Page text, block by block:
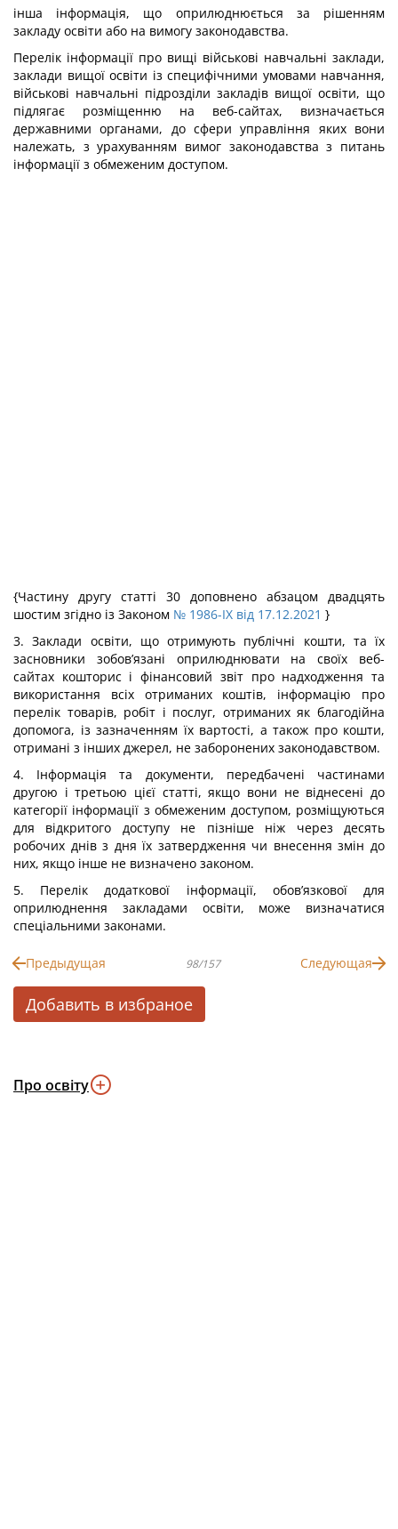
інша інформація, що оприлюднюється за рішенням
закладу освіти або на вимогу законодавства.
Перелік інформації про вищі військові навчальні заклади,
заклади вищої освіти із специфічними умовами навчання,
військові навчальні підрозділи закладів вищої освіти, що
підлягає розміщенню на веб-сайтах, визначається
державними органами, до сфери управління яких вони
належать, з урахуванням вимог законодавства з питань
інформації з обмеженим доступом.
{Частину другу статті 30 доповнено абзацом двадцять
шостим згідно із Законом № 1986-IX від 17.12.2021 }
3. Заклади освіти, що отримують публічні кошти, та їх
засновники зобов’язані оприлюднювати на своїх веб-
сайтах кошторис і фінансовий звіт про надходження та
використання всіх отриманих коштів, інформацію про
перелік товарів, робіт і послуг, отриманих як благодійна
допомога, із зазначенням їх вартості, а також про кошти,
отримані з інших джерел, не заборонених законодавством.
4. Інформація та документи, передбачені частинами
другою і третьою цієї статті, якщо вони не віднесені до
категорії інформації з обмеженим доступом, розміщуються
для відкритого доступу не пізніше ніж через десять
робочих днів з дня їх затвердження чи внесення змін до
них, якщо інше не визначено законом.
5. Перелік додаткової інформації, обов’язкової для
оприлюднення закладами освіти, може визначатися
спеціальними законами.
Предыдущая 98/157 Следующая
Добавить в избраное
Про освіту